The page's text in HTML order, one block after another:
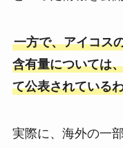
一方で、アイコス
含有量については
て公表されている
実際に、海外の一